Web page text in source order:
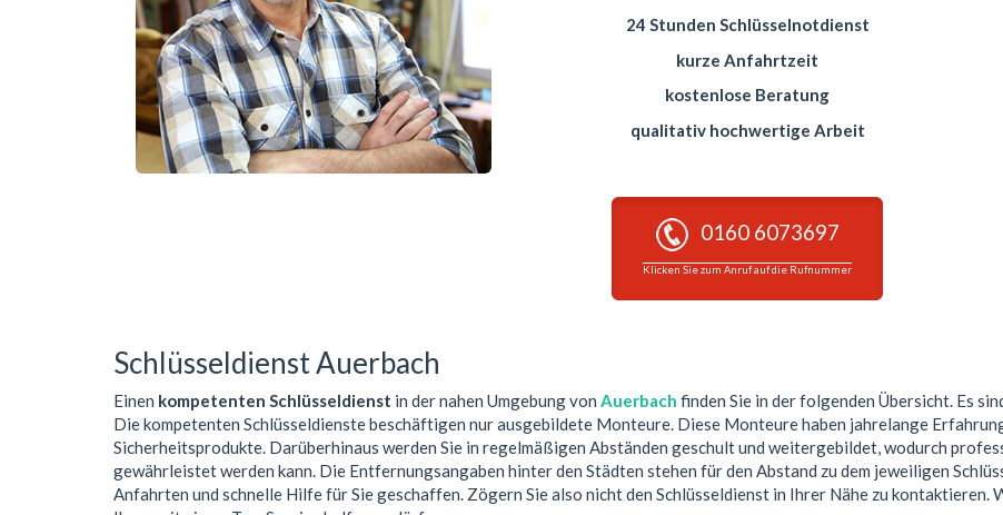
24 Stunden Schlüsselnotdienst
kurze Anfahrtzeit
kostenlose Beratung
qualitativ hochwertige Arbeit
0160 6073697
Klicken Sie zum Anruf auf die Rufnummer
Schlüsseldienst Auerbach
Einen kompetenten Schlüsseldienst in der nahen Umgebung von Auerbach finden Sie in der folgenden Übersicht. Es
Die kompetenten Schlüsseldienste beschäftigen nur ausgebildete Monteure. Diese Monteure haben jahrelange
Sicherheitsprodukte. Darüberhinaus werden Sie in regelmäßigen Abständen geschult und weitergebildet, wodurch
gewährleistet werden kann. Die Entfernungsangaben hinter den Städten stehen für den Abstand zu dem jeweiligen
Anfahrten und schnelle Hilfe für Sie geschaffen. Zögern Sie also nicht den Schlüsseldienst in Ihrer Nähe zu